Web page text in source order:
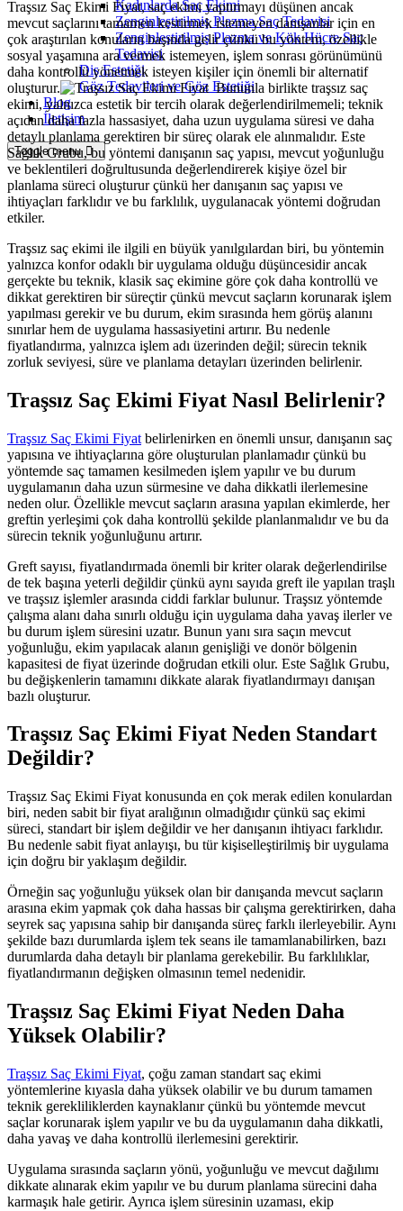
Kadınlarda Saç Ekimi
Zenginleştirilmiş Plazma Saç Tedavisi
Zenginleştirilmiş Plazma ve Kök Hücre Saç
Tedavisi
Diş Estetiği
Göz Tedavileri ve Göz Estetiği
Blog
İletişim
Toggle menu
Traşsız Saç Ekimi Fiyat, saç ekimi yaptırmayı düşünen ancak
mevcut saçlarını tamamen kestirmek istemeyen danışanlar için en
çok araştırılan konuların başında gelir çünkü bu yöntem, özellikle
sosyal yaşamına ara vermek istemeyen, işlem sonrası görünümünü
daha kontrollü yönetmek isteyen kişiler için önemli bir alternatif
oluşturur.
Bununla birlikte traşsız saç
ekimi, yalnızca estetik bir tercih olarak değerlendirilmemeli; teknik
açıdan daha fazla hassasiyet, daha uzun uygulama süresi ve daha
detaylı planlama gerektiren bir süreç olarak ele alınmalıdır. Este
Sağlık Grubu, bu yöntemi danışanın saç yapısı, mevcut yoğunluğu
ve beklentileri doğrultusunda değerlendirerek kişiye özel bir
planlama süreci oluşturur çünkü her danışanın saç yapısı ve
ihtiyaçları farklıdır ve bu farklılık, uygulanacak yöntemi doğrudan
etkiler.
Traşsız saç ekimi ile ilgili en büyük yanılgılardan biri, bu yöntemin
yalnızca konfor odaklı bir uygulama olduğu düşüncesidir ancak
gerçekte bu teknik, klasik saç ekimine göre çok daha kontrollü ve
dikkat gerektiren bir süreçtir çünkü mevcut saçların korunarak işlem
yapılması gerekir ve bu durum, ekim sırasında hem görüş alanını
sınırlar hem de uygulama hassasiyetini artırır. Bu nedenle
fiyatlandırma, yalnızca işlem adı üzerinden değil; sürecin teknik
zorluk seviyesi, süre ve planlama detayları üzerinden belirlenir.
Traşsız Saç Ekimi Fiyat Nasıl Belirlenir?
Traşsız Saç Ekimi Fiyat belirlenirken en önemli unsur, danışanın saç
yapısına ve ihtiyaçlarına göre oluşturulan planlamadır çünkü bu
yöntemde saç tamamen kesilmeden işlem yapılır ve bu durum
uygulamanın daha uzun sürmesine ve daha dikkatli ilerlemesine
neden olur. Özellikle mevcut saçların arasına yapılan ekimlerde, her
greftin yerleşimi çok daha kontrollü şekilde planlanmalıdır ve bu da
sürecin teknik yoğunluğunu artırır.
Greft sayısı, fiyatlandırmada önemli bir kriter olarak değerlendirilse
de tek başına yeterli değildir çünkü aynı sayıda greft ile yapılan traşlı
ve traşsız işlemler arasında ciddi farklar bulunur. Traşsız yöntemde
çalışma alanı daha sınırlı olduğu için uygulama daha yavaş ilerler ve
bu durum işlem süresini uzatır. Bunun yanı sıra saçın mevcut
yoğunluğu, ekim yapılacak alanın genişliği ve donör bölgenin
kapasitesi de fiyat üzerinde doğrudan etkili olur. Este Sağlık Grubu,
bu değişkenlerin tamamını dikkate alarak fiyatlandırmayı danışan
bazlı oluşturur.
Traşsız Saç Ekimi Fiyat Neden Standart
Değildir?
Traşsız Saç Ekimi Fiyat konusunda en çok merak edilen konulardan
biri, neden sabit bir fiyat aralığının olmadığıdır çünkü saç ekimi
süreci, standart bir işlem değildir ve her danışanın ihtiyacı farklıdır.
Bu nedenle sabit fiyat anlayışı, bu tür kişiselleştirilmiş bir uygulama
için doğru bir yaklaşım değildir.
Örneğin saç yoğunluğu yüksek olan bir danışanda mevcut saçların
arasına ekim yapmak çok daha hassas bir çalışma gerektirirken, daha
seyrek saç yapısına sahip bir danışanda süreç farklı ilerleyebilir. Aynı
şekilde bazı durumlarda işlem tek seans ile tamamlanabilirken, bazı
durumlarda daha detaylı bir planlama gerekebilir. Bu farklılıklar,
fiyatlandırmanın değişken olmasının temel nedenidir.
Traşsız Saç Ekimi Fiyat Neden Daha
Yüksek Olabilir?
Traşsız Saç Ekimi Fiyat, çoğu zaman standart saç ekimi
yöntemlerine kıyasla daha yüksek olabilir ve bu durum tamamen
teknik gerekliliklerden kaynaklanır çünkü bu yöntemde mevcut
saçlar korunarak işlem yapılır ve bu da uygulamanın daha dikkatli,
daha yavaş ve daha kontrollü ilerlemesini gerektirir.
Uygulama sırasında saçların yönü, yoğunluğu ve mevcut dağılımı
dikkate alınarak ekim yapılır ve bu durum planlama sürecini daha
karmaşık hale getirir. Ayrıca işlem süresinin uzaması, ekip